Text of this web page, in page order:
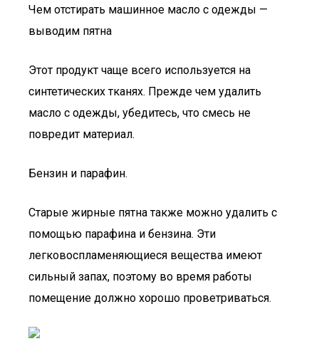
Чем отстирать машинное масло с одежды —
выводим пятна
Этот продукт чаще всего используется на
синтетических тканях. Прежде чем удалить
масло с одежды, убедитесь, что смесь не
повредит материал.
Бензин и парафин.
Старые жирные пятна также можно удалить с
помощью парафина и бензина. Эти
легковоспламеняющиеся вещества имеют
сильный запах, поэтому во время работы
помещение должно хорошо проветриваться.